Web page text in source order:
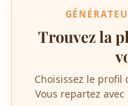
Trouvez la
Choisissez le profil
Vous repartez